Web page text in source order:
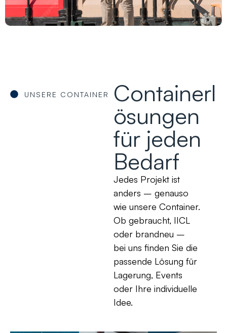
UNSERE CONTAINER
Containerl
ösungen
für jeden
Bedarf
Jedes Projekt ist
anders – genauso
wie unsere Container.
Ob gebraucht, IICL
oder brandneu –
bei uns finden Sie die
passende Lösung für
Lagerung, Events
oder Ihre individuelle
Idee.